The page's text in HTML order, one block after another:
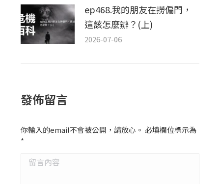
ep468.我的朋友在撈偏門，
這該怎麼辦？(上)
2026-07-06
發佈留言
你輸入的email不會被公開，請放心。 必填欄位標示為
*
留言內容